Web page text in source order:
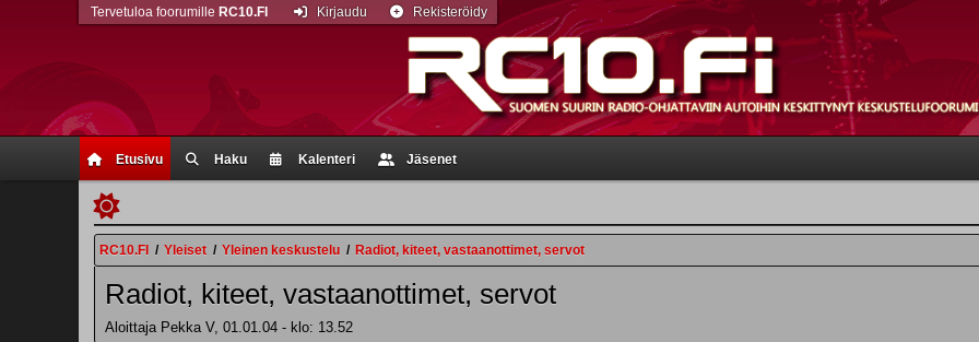
Etusivu Haku Kalenteri Jäsenet
Tervetuloa foorumille RC10.FI Kirjaudu Rekisteröidy
RC10.FI / Yleiset / Yleinen keskustelu / Radiot, kiteet, vastaanottimet, servot
Radiot, kiteet, vastaanottimet, servot
Aloittaja Pekka V, 01.01.04 - klo: 13.52